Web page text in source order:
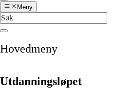
Meny
Hovedmeny
Utdanningsløpet